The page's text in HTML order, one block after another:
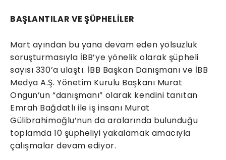
BAŞLANTILAR VE ŞÜPHELİLER
Mart ayından bu yana devam eden yolsuzluk
soruşturmasıyla İBB’ye yönelik olarak şüpheli
sayısı 330’a ulaştı. İBB Başkan Danışmanı ve İBB
Medya A.Ş. Yönetim Kurulu Başkanı Murat
Ongun’un “danışmanı” olarak kendini tanıtan
Emrah Bağdatlı ile iş insanı Murat
Gülibrahimoğlu’nun da aralarında bulunduğu
toplamda 10 şüpheliyi yakalamak amacıyla
çalışmalar devam ediyor.